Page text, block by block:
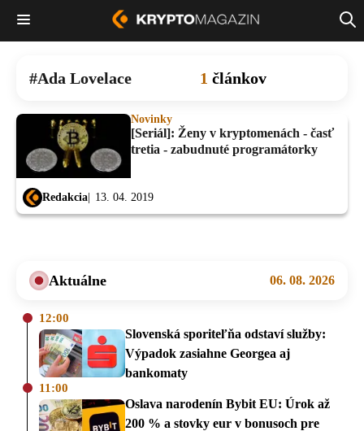
Ada Lovelace 1 článkov
Novinky
[Seriál]: Ženy v kryptomenách - časť
tretia - zabudnuté programátorky
Redakcia 13. 04. 2019
Aktuálne 06. 08. 2026
12:00
Slovenská sporiteľňa odstaví služby:
Výpadok zasiahne Georgea aj
bankomaty
11:00
Oslava narodenín Bybit EU: Úrok až
200 % a stovky eur v bonusoch pre